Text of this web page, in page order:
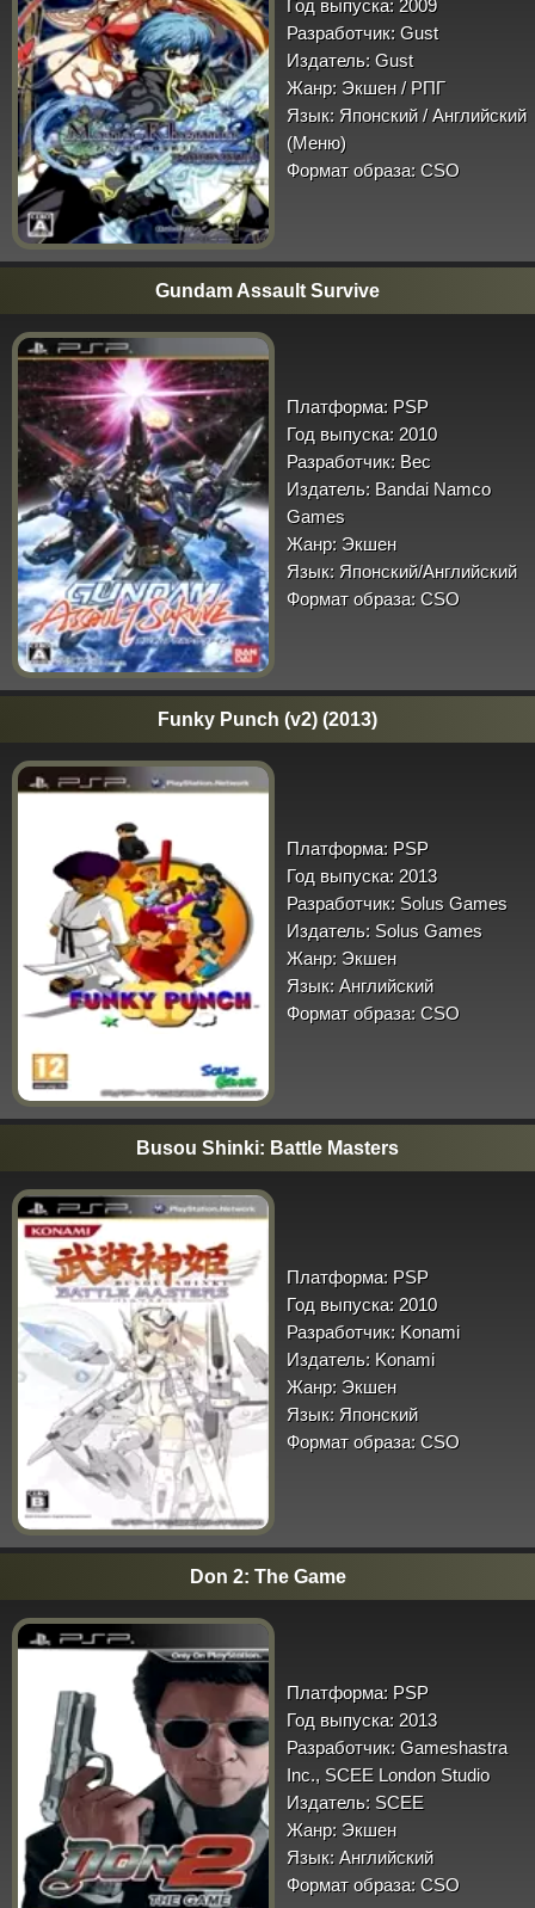
Год выпуска: 2009
Разработчик: Gust
Издатель: Gust
Жанр: Экшен / РПГ
Язык: Японский / Английский
(Меню)
Формат образа: CSO
Gundam Assault Survive
Платформа: PSP
Год выпуска: 2010
Разработчик: Bec
Издатель: Bandai Namco
Games
Жанр: Экшен
Язык: Японский/Английский
Формат образа: CSO
Funky Punch (v2) (2013)
Платформа: PSP
Год выпуска: 2013
Разработчик: Solus Games
Издатель: Solus Games
Жанр: Экшен
Язык: Английский
Формат образа: CSO
Busou Shinki: Battle Masters
Платформа: PSP
Год выпуска: 2010
Разработчик: Konami
Издатель: Konami
Жанр: Экшен
Язык: Японский
Формат образа: CSO
Don 2: The Game
Платформа: PSP
Год выпуска: 2013
Разработчик: Gameshastra
Inc., SCEE London Studio
Издатель: SCEE
Жанр: Экшен
Язык: Английский
Формат образа: CSO